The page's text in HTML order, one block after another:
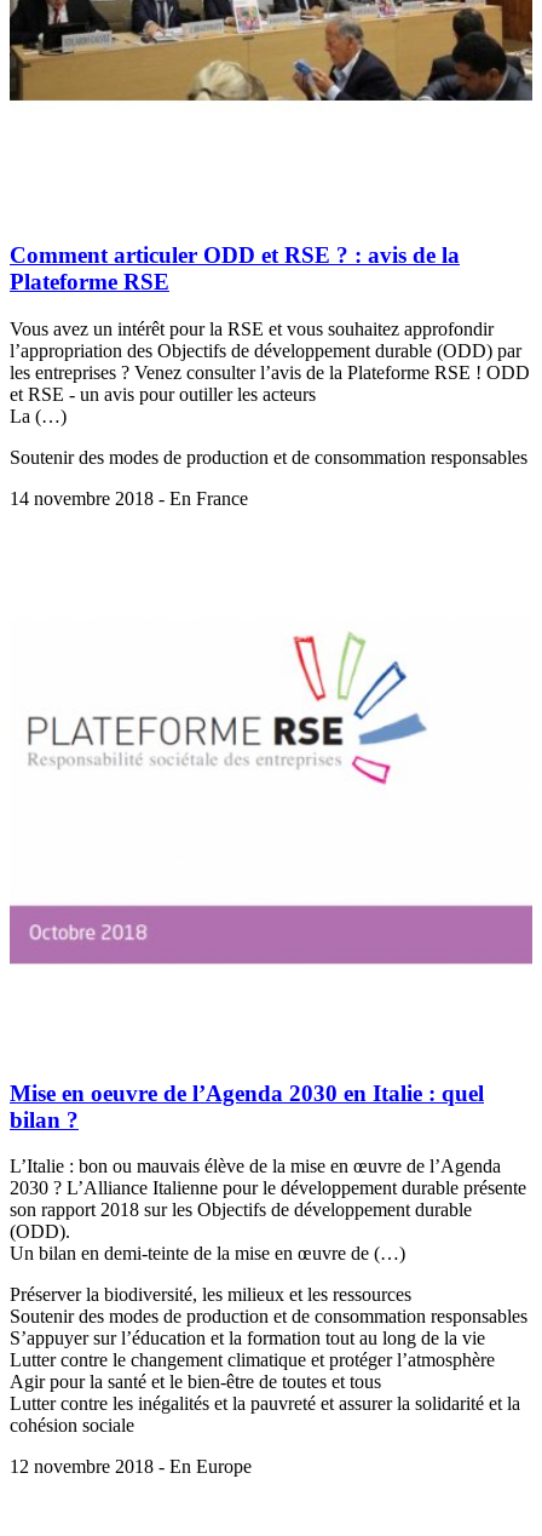
Comment articuler ODD et RSE ? : avis de la
Plateforme RSE
Vous avez un intérêt pour la RSE et vous souhaitez approfondir
l’appropriation des Objectifs de développement durable (ODD) par
les entreprises ? Venez consulter l’avis de la Plateforme RSE ! ODD
et RSE - un avis pour outiller les acteurs
La (…)
Soutenir des modes de production et de consommation responsables
14 novembre 2018 - En France
Mise en oeuvre de l’Agenda 2030 en Italie : quel
bilan ?
L’Italie : bon ou mauvais élève de la mise en œuvre de l’Agenda
2030 ? L’Alliance Italienne pour le développement durable présente
son rapport 2018 sur les Objectifs de développement durable
(ODD).
Un bilan en demi-teinte de la mise en œuvre de (…)
Préserver la biodiversité, les milieux et les ressources
Soutenir des modes de production et de consommation responsables
S’appuyer sur l’éducation et la formation tout au long de la vie
Lutter contre le changement climatique et protéger l’atmosphère
Agir pour la santé et le bien-être de toutes et tous
Lutter contre les inégalités et la pauvreté et assurer la solidarité et la
cohésion sociale
12 novembre 2018 - En Europe